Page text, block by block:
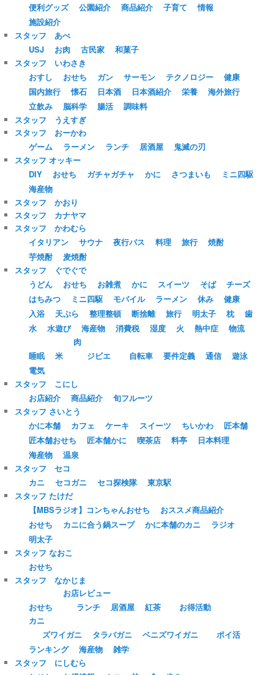
便利グッズ
公園紹介 商品紹介 子育て
情報
施設紹介
スタッフ あべ
USJ
お肉 古民家
和菓子
スタッフ いわさき
おすし
おせち ガン サーモン テクノロジー
健康
国内旅行
懐石 日本酒 日本酒紹介 栄養
海外旅行
立飲み
脳科学 腸活
調味料
スタッフ うえすぎ
スタッフ おーかわ
ゲーム
ラーメン ランチ 居酒屋
鬼滅の刃
スタッフ オッキー
DIY
おせち ガチャガチャ かに さつまいも
ミニ四駆
海産物
スタッフ かおり
スタッフ カナヤマ
スタッフ かわむら
イタリアン
サウナ 夜行バス 料理 旅行
焼酎
芋焼酎
麦焼酎
スタッフ ぐでぐで
うどん
おせち お雑煮 かに スイーツ そば
チーズ
はちみつ
ミニ四駆 モバイル ラーメン 休み
健康
入浴
天ぷら 整理整頓 断捨離 旅行 明太子 枕
歯
水
水遊び 海産物 消費税 湿度 火 熱中症 物流
睡眠 米
肉
ジビエ
自転車 要件定義 通信
遊泳
電気
スタッフ こにし
お店紹介
商品紹介
旬フルーツ
スタッフ さいとう
かに本舗
カフェ ケーキ スイーツ ちいかわ
匠本舗
匠本舗おせち
匠本舗かに 喫茶店 料亭
日本料理
海産物
温泉
スタッフ セコ
カニ
セコガニ セコ探検隊
東京駅
スタッフ たけだ
【MBSラジオ】コンちゃんおせち
おススメ商品紹介
おせち
カニに合う鍋スープ かに本舗のカニ
ラジオ
明太子
スタッフ なおこ
おせち
スタッフ なかじま
おせち
お店レビュー
ランチ
居酒屋 紅茶
お得活動
カニ
ズワイガニ
タラバガニ ベニズワイガニ
ポイ活
ランキング
海産物
雑学
スタッフ にしむら